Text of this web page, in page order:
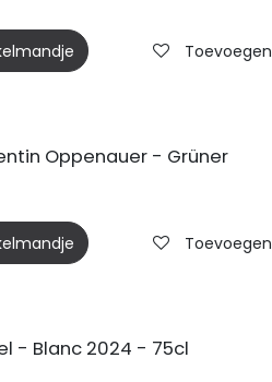
Oppenauer - Grüner
- Blanc 2024 - 75cl